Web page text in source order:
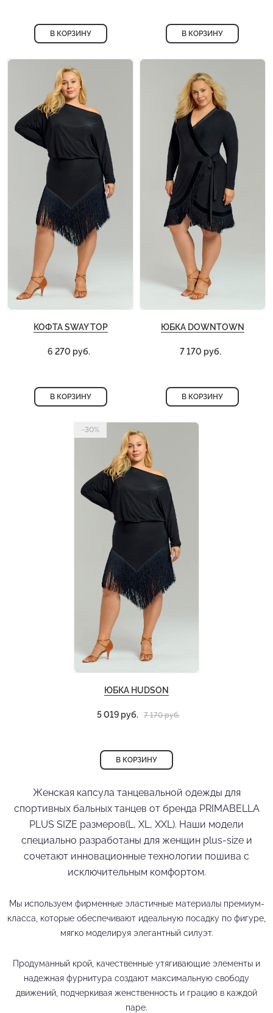
В КОРЗИНУ В КОРЗИНУ
КОФТА SWAY TOP
6 270 руб.
В КОРЗИНУ
ЮБКА DOWNTOWN
7 170 руб.
В КОРЗИНУ
-30%
ЮБКА HUDSON
5 019 руб. 7 170 руб.
В КОРЗИНУ
Женская капсула танцевальной одежды для
спортивных бальных танцев от бренда PRIMABELLA
PLUS SIZE размеров(L, XL, XXL). Наши модели
специально разработаны для женщин plus-size и
сочетают инновационные технологии пошива с
исключительным комфортом.
Мы используем фирменные эластичные материалы премиум-
класса, которые обеспечивают идеальную посадку по фигуре,
мягко моделируя элегантный силуэт.
Продуманный крой, качественные утягивающие элементы и
надежная фурнитура создают максимальную свободу
движений, подчеркивая женственность и грацию в каждой
паре.